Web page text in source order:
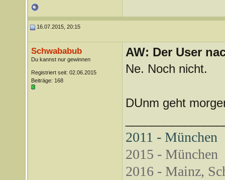
16.07.2015, 20:15
Schwababub
Du kannst nur gewinnen
Registriert seit: 02.06.2015
Beiträge: 168
AW: Der User
Ne. Noch nicht.
DUnm geht
2011 - München
2015 - München
2016 - Mainz,